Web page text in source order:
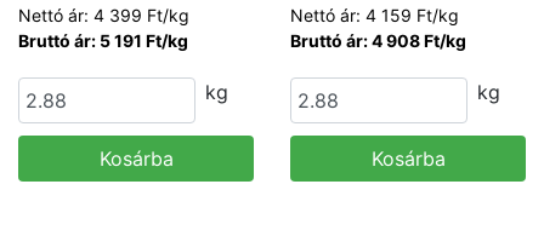
Nettó ár: 4 399 Ft/kg
Bruttó ár: 5 191 Ft/kg
kg
Kosárba
Nettó ár: 4 159 Ft/kg
Bruttó ár: 4 908 Ft/kg
kg
Kosárba